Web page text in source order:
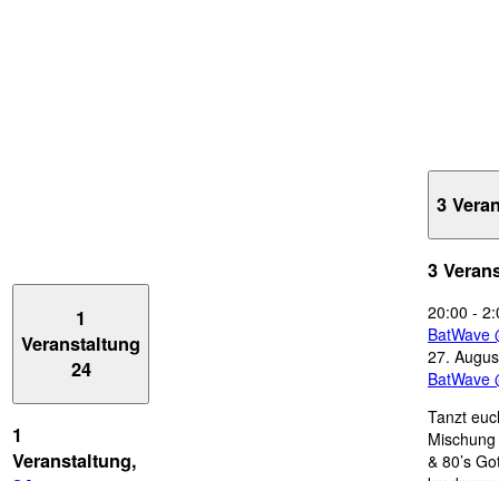
1
Veranstaltung
24
1
Veranstaltung,
3
3
20:00 -
BatWave
27.
BatWave
Tanzt
& 80’s